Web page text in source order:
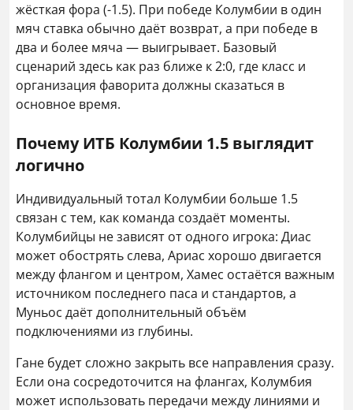
жёсткая фора (-1.5). При победе Колумбии в один
мяч ставка обычно даёт возврат, а при победе в
два и более мяча — выигрывает. Базовый
сценарий здесь как раз ближе к 2:0, где класс и
организация фаворита должны сказаться в
основное время.
Почему ИТБ Колумбии 1.5 выглядит
логично
Индивидуальный тотал Колумбии больше 1.5
связан с тем, как команда создаёт моменты.
Колумбийцы не зависят от одного игрока: Диас
может обострять слева, Ариас хорошо двигается
между флангом и центром, Хамес остаётся важным
источником последнего паса и стандартов, а
Муньос даёт дополнительный объём
подключениями из глубины.
Гане будет сложно закрыть все направления сразу.
Если она сосредоточится на флангах, Колумбия
может использовать передачи между линиями и